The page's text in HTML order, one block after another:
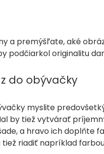
a premýšľate, aké
podčiarkol originalitu
do obývačky
myslite
by tiež vytvárať
a hravo ich doplňte
tiež riadiť napríklad